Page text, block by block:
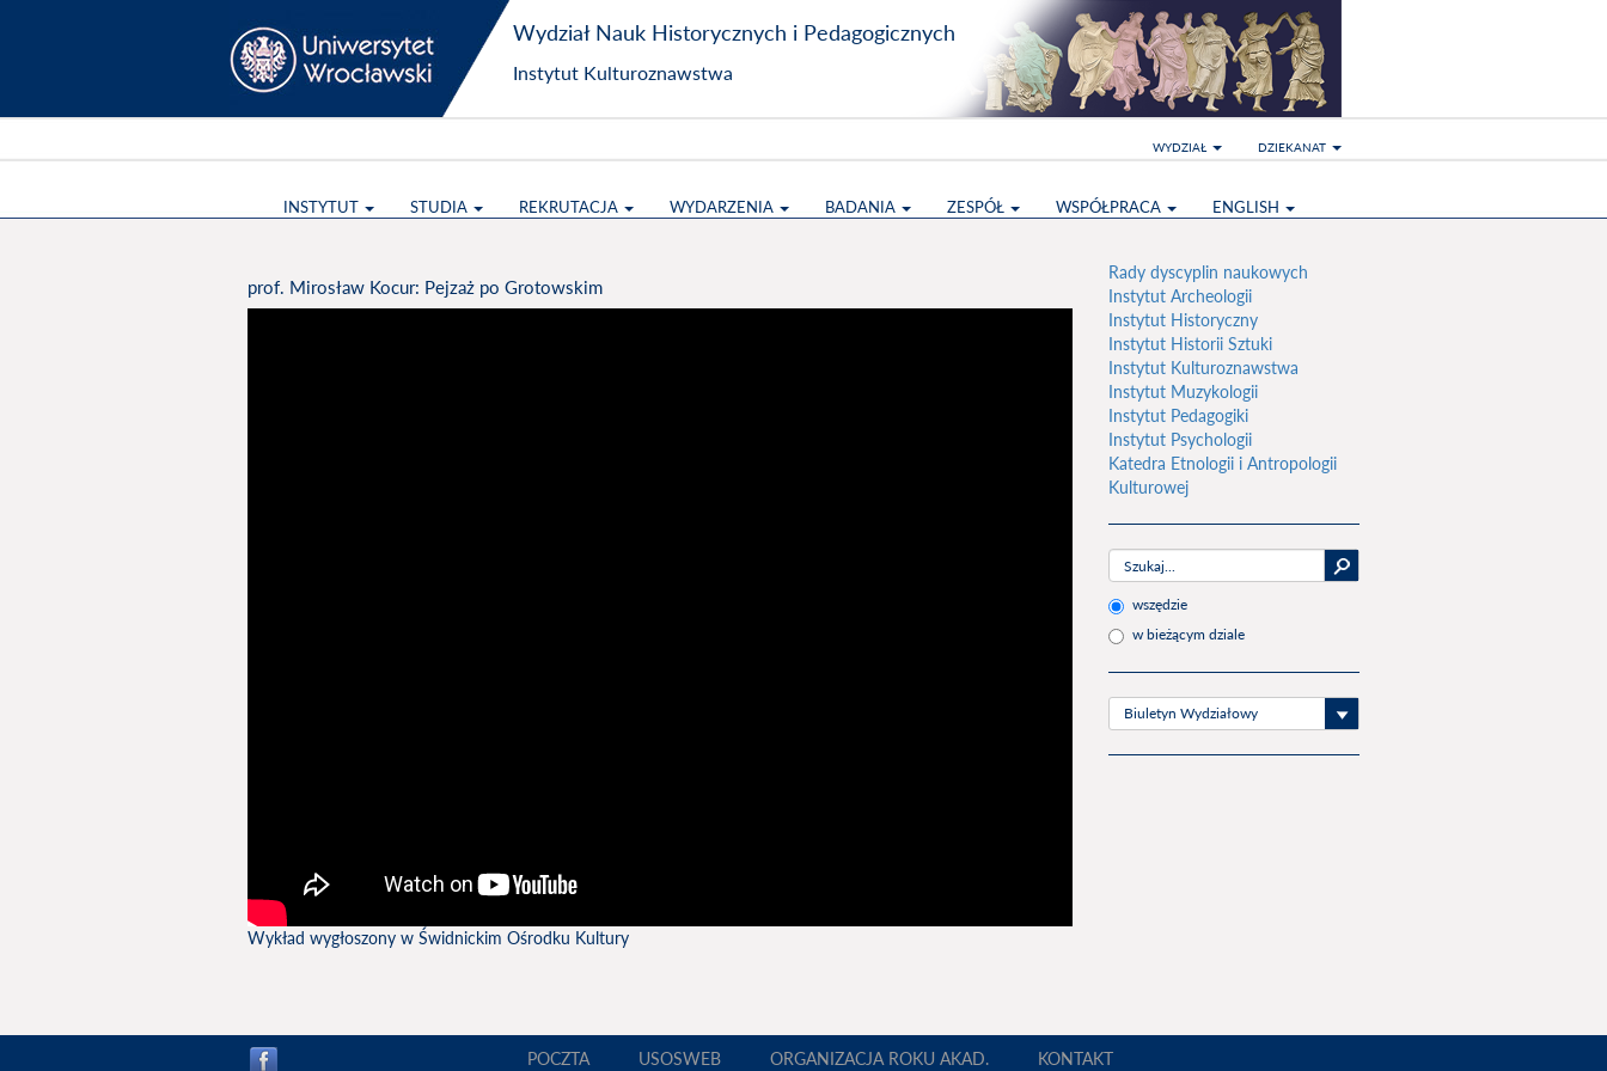
Wydział Nauk Historycznych i Pedagogicznych
Instytut Kulturoznawstwa
INSTYTUT STUDIA REKRUTACJA WYDARZENIA BADANIA ZESPÓŁ WSPÓŁPRACA ENGLISH
WYDZIAŁ DZIEKANAT
prof. Mirosław Kocur: Pejzaż po Grotowskim
Wykład wygłoszony w Świdnickim Ośrodku Kultury
Rady dyscyplin naukowych
Instytut Archeologii
Instytut Historyczny
Instytut Historii Sztuki
Instytut Kulturoznawstwa
Instytut Muzykologii
Instytut Pedagogiki
Instytut Psychologii
Katedra Etnologii i Antropologii
Kulturowej
wszędzie
w bieżącym dziale
Biuletyn Wydziałowy
POCZTA USOSWEB ORGANIZACJA ROKU AKAD. KONTAKT